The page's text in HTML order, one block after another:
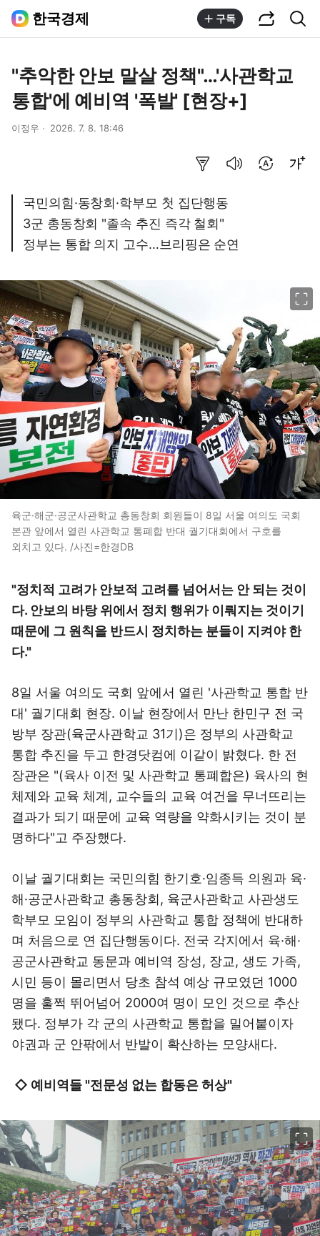
한국경제 구독
"추악한 안보 말살 정책"…'사관학교
통합'에 예비역 '폭발' [현장+]
이정우 2026. 7. 8. 18:46
국민의힘·동창회·학부모 첫 집단행동
3군 총동창회 "졸속 추진 즉각 철회"
정부는 통합 의지 고수…브리핑은 순연
육군·해군·공군사관학교 총동창회 회원들이 8일 서울 여의도 국회
본관 앞에서 열린 사관학교 통폐합 반대 궐기대회에서 구호를
외치고 있다. /사진=한경DB
"정치적 고려가 안보적 고려를 넘어서는 안 되는 것이
다. 안보의 바탕 위에서 정치 행위가 이뤄지는 것이기
때문에 그 원칙을 반드시 정치하는 분들이 지켜야 한
다."
8일 서울 여의도 국회 앞에서 열린 '사관학교 통합 반
대' 궐기대회 현장. 이날 현장에서 만난 한민구 전 국
방부 장관(육군사관학교 31기)은 정부의 사관학교
통합 추진을 두고 한경닷컴에 이같이 밝혔다. 한 전
장관은 "(육사 이전 및 사관학교 통폐합은) 육사의 현
체제와 교육 체계, 교수들의 교육 여건을 무너뜨리는
결과가 되기 때문에 교육 역량을 약화시키는 것이 분
명하다"고 주장했다.
이날 궐기대회는 국민의힘 한기호·임종득 의원과 육·
해·공군사관학교 총동창회, 육군사관학교 사관생도
학부모 모임이 정부의 사관학교 통합 정책에 반대하
며 처음으로 연 집단행동이다. 전국 각지에서 육·해·
공군사관학교 동문과 예비역 장성, 장교, 생도 가족,
시민 등이 몰리면서 당초 참석 예상 규모였던 1000
명을 훌쩍 뛰어넘어 2000여 명이 모인 것으로 추산
됐다. 정부가 각 군의 사관학교 통합을 밀어붙이자
야권과 군 안팎에서 반발이 확산하는 모양새다.
◇ 예비역들 "전문성 없는 합동은 허상"